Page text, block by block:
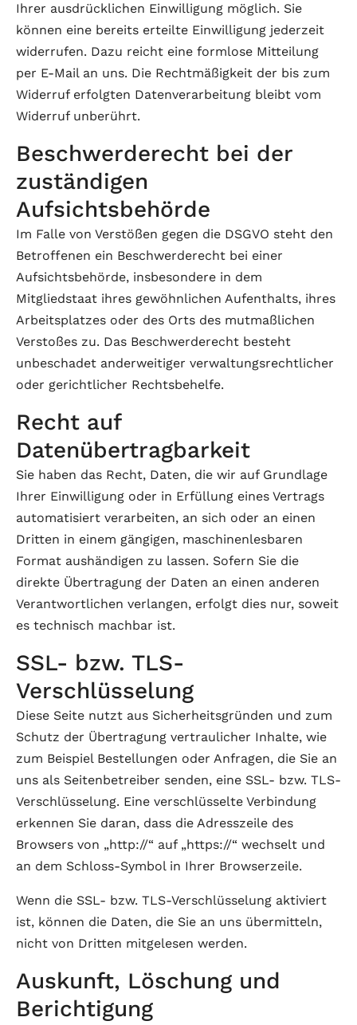
Ihrer ausdrücklichen Einwilligung möglich. Sie
können eine bereits erteilte Einwilligung jederzeit
widerrufen. Dazu reicht eine formlose Mitteilung
per E-Mail an uns. Die Rechtmäßigkeit der bis zum
Widerruf erfolgten Datenverarbeitung bleibt vom
Widerruf unberührt.
Beschwerderecht bei der
zuständigen
Aufsichtsbehörde
Im Falle von Verstößen gegen die DSGVO steht den
Betroffenen ein Beschwerderecht bei einer
Aufsichtsbehörde, insbesondere in dem
Mitgliedstaat ihres gewöhnlichen Aufenthalts, ihres
Arbeitsplatzes oder des Orts des mutmaßlichen
Verstoßes zu. Das Beschwerderecht besteht
unbeschadet anderweitiger verwaltungsrechtlicher
oder gerichtlicher Rechtsbehelfe.
Recht auf
Datenübertragbarkeit
Sie haben das Recht, Daten, die wir auf Grundlage
Ihrer Einwilligung oder in Erfüllung eines Vertrags
automatisiert verarbeiten, an sich oder an einen
Dritten in einem gängigen, maschinenlesbaren
Format aushändigen zu lassen. Sofern Sie die
direkte Übertragung der Daten an einen anderen
Verantwortlichen verlangen, erfolgt dies nur, soweit
es technisch machbar ist.
SSL- bzw. TLS-
Verschlüsselung
Diese Seite nutzt aus Sicherheitsgründen und zum
Schutz der Übertragung vertraulicher Inhalte, wie
zum Beispiel Bestellungen oder Anfragen, die Sie an
uns als Seitenbetreiber senden, eine SSL- bzw. TLS-
Verschlüsselung. Eine verschlüsselte Verbindung
erkennen Sie daran, dass die Adresszeile des
Browsers von „http://“ auf „https://“ wechselt und
an dem Schloss-Symbol in Ihrer Browserzeile.
Wenn die SSL- bzw. TLS-Verschlüsselung aktiviert
ist, können die Daten, die Sie an uns übermitteln,
nicht von Dritten mitgelesen werden.
Auskunft, Löschung und
Berichtigung